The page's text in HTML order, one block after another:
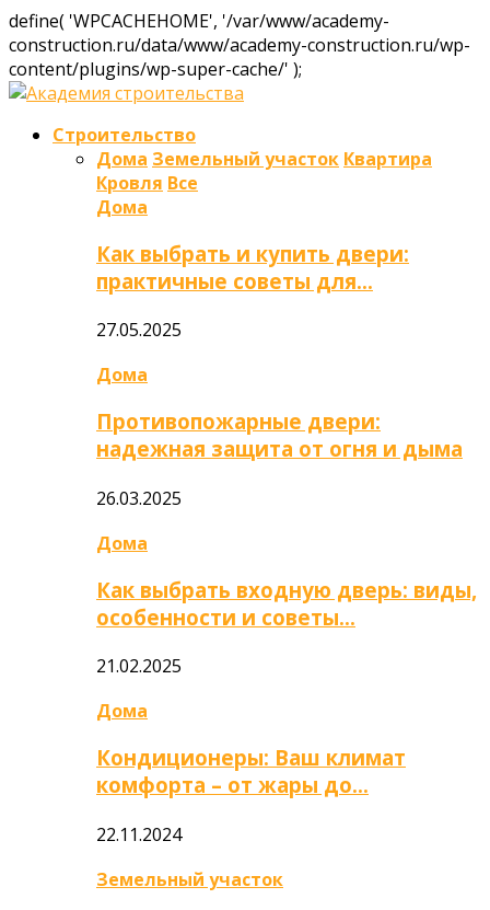
define( 'WPCACHEHOME', '/var/www/academy-
construction.ru/data/www/academy-construction.ru/wp-
content/plugins/wp-super-cache/' );
Строительство
Дома Земельный участок Квартира
Кровля Все
Дома
Как выбрать и купить двери:
практичные советы для…
27.05.2025
Дома
Противопожарные двери:
надежная защита от огня и дыма
26.03.2025
Дома
Как выбрать входную дверь: виды,
особенности и советы…
21.02.2025
Дома
Кондиционеры: Ваш климат
комфорта – от жары до…
22.11.2024
Земельный участок